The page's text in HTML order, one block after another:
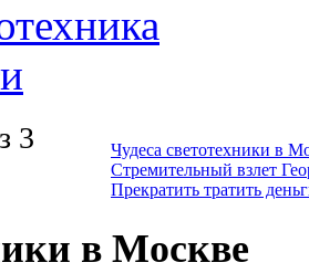
Чудеса светотехники в
Стремительный взлет
Прекратить тратить
3
в Москве